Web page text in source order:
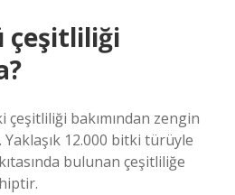
çeşitliliği
bakımından zengin
12.000 bitki türüyle
bulunan çeşitliliğe